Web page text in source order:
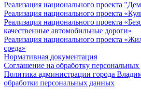
Реализация национального проекта
Реализация национального проекта
Реализация национального проекта
качественные автомобильные дороги»
Реализация национального проекта
среда»
Нормативная документация
Соглашение на обработку
Политика администрации города
обработки персональных данных